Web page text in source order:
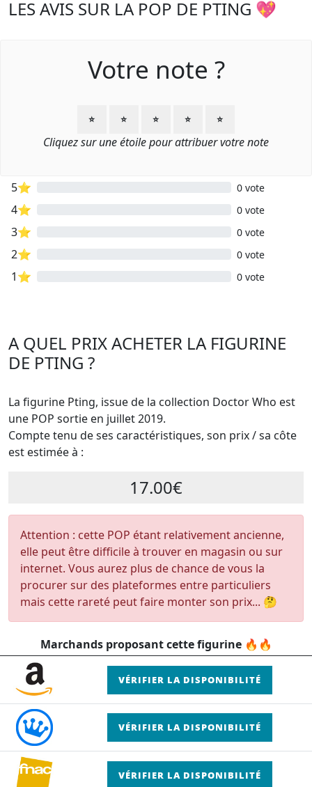
LES AVIS SUR LA POP DE PTING 💖
Votre note ?
⭐ ⭐ ⭐ ⭐ ⭐
Cliquez sur une étoile pour attribuer votre note
5⭐ 0 vote
4⭐ 0 vote
3⭐ 0 vote
2⭐ 0 vote
1⭐ 0 vote
A QUEL PRIX ACHETER LA FIGURINE
DE PTING ?
La figurine Pting, issue de la collection Doctor Who est
une POP sortie en juillet 2019.
Compte tenu de ses caractéristiques, son prix / sa côte
est estimée à :
17.00€
Attention : cette POP étant relativement ancienne,
elle peut être difficile à trouver en magasin ou sur
internet. Vous aurez plus de chance de vous la
procurer sur des plateformes entre particuliers
mais cette rareté peut faire monter son prix... 🤔
Marchands proposant cette figurine 🔥🔥
VÉRIFIER LA DISPONIBILITÉ
VÉRIFIER LA DISPONIBILITÉ
VÉRIFIER LA DISPONIBILITÉ